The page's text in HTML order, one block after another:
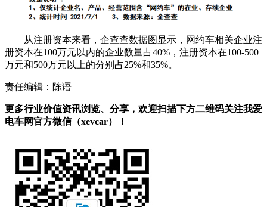
从注册资本来看，企查查数据图显示，网约车相关企业注
册资本在100万元以内的企业数量占40%，注册资本在100-500
万元和500万元以上的分别占25%和35%。
责任编辑：陈语
更多行业价值资讯浏览、分享，欢迎扫描下方二维码关注我爱
电车网官方微信（xevcar）！